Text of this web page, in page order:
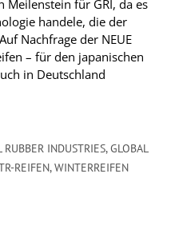
Meilenstein für GRI, da es
handele, die der
Nachfrage der NEUE
– für den japanischen
in Deutschland
RUBBER INDUSTRIES,GLOBAL
REIFEN,WINTERREIFEN